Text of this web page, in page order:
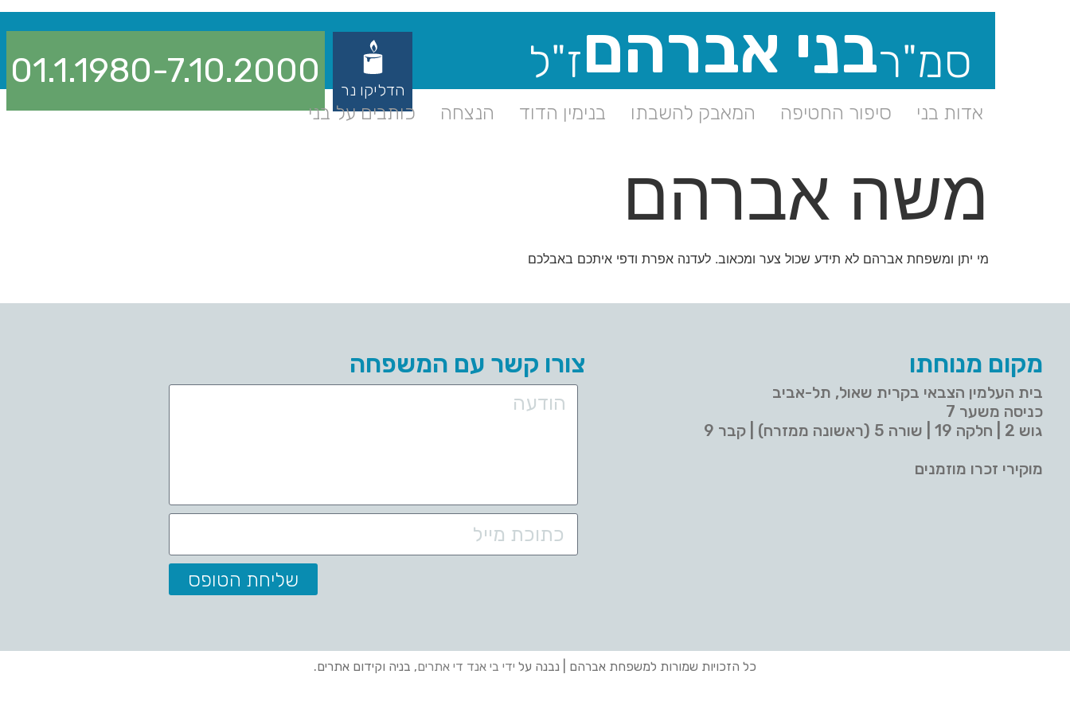
סמ"רבני אברהםז"ל
אדות בני סיפור החטיפה המאבק להשבתו בנימין הדוד הנצחה כותבים על בני
הדליקו נר 01.1.1980-7.10.2000
משה אברהם
מי יתן ומשפחת אברהם לא תידע שכול צער ומכאוב. לעדנה אפרת ודפי איתכם באבלכם
מקום מנוחתו
בית העלמין הצבאי בקרית שאול, תל-אביב
כניסה משער 7
גוש 2 | חלקה 19 | שורה 5 (ראשונה ממזרח) | קבר 9
מוקירי זכרו מוזמנים
צורו קשר עם המשפחה
שליחת הטופס
כל הזכויות שמורות למשפחת אברהם | נבנה על ידי בי אנד די אתרים, בניה וקידום אתרים.